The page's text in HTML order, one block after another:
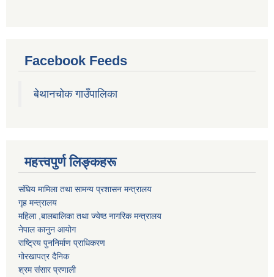
Facebook Feeds
बेथानचोक गाउँपालिका
महत्त्वपुर्ण लिङ्कहरू
संघिय मामिला तथा सामन्य प्रशासन मन्त्रालय
गृह मन्त्रालय
महिला ,बालबालिका तथा ज्येष्ठ नागरिक मन्त्रालय
नेपाल कानुन आयोग
राष्ट्रिय पुननिर्माण प्राधिकरण
गोरखापत्र दैनिक
श्रम संसार प्रणाली